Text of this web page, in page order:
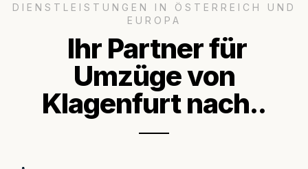
DIENSTLEISTUNGEN IN ÖSTERREICH UND
EUROPA
Ihr Partner für
Umzüge von
Klagenfurt nach..